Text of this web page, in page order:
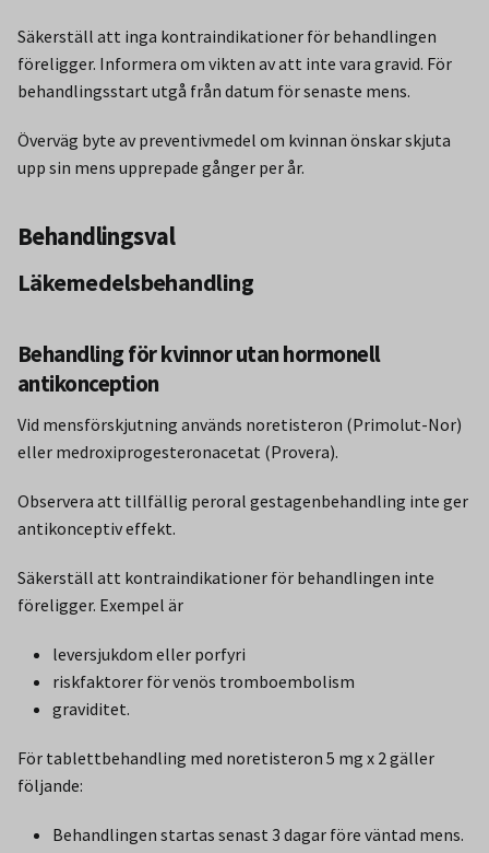
Säkerställ att inga kontraindikationer för behandlingen
föreligger. Informera om vikten av att inte vara gravid. För
behandlingsstart utgå från datum för senaste mens.
Överväg byte av preventivmedel om kvinnan önskar skjuta
upp sin mens upprepade gånger per år.
Behandlingsval
Läkemedelsbehandling
Behandling för kvinnor utan hormonell
antikonception
Vid mensförskjutning används noretisteron (Primolut-Nor)
eller medroxiprogesteronacetat (Provera).
Observera att tillfällig peroral gestagenbehandling inte ger
antikonceptiv effekt.
Säkerställ att kontraindikationer för behandlingen inte
föreligger. Exempel är
leversjukdom eller porfyri
riskfaktorer för venös tromboembolism
graviditet.
För tablettbehandling med noretisteron 5 mg x 2 gäller
följande:
Behandlingen startas senast 3 dagar före väntad mens.